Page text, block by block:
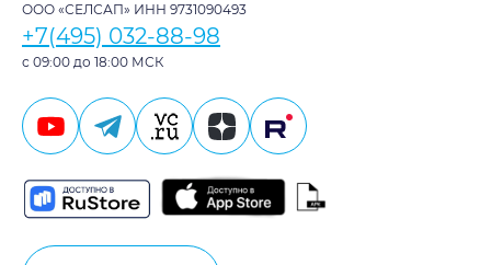
ООО «СЕЛСАП» ИНН 9731090493
+7(495) 032-88-98
с 09:00 до 18:00 МСК